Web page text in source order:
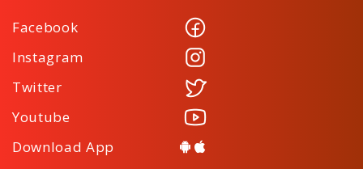
Facebook
Instagram
Twitter
Youtube
Download App